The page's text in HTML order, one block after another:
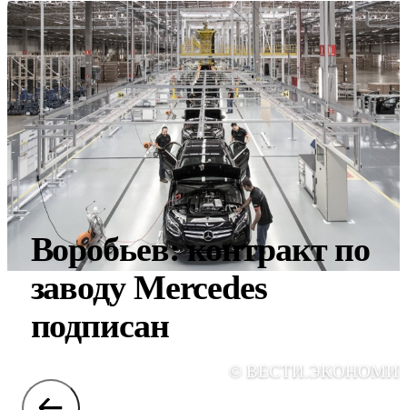
Воробьев: контракт по
заводу Mercedes
подписан
©